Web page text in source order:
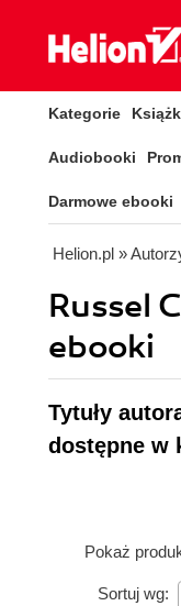
Kategorie
Audiobooki
Darmowe ebooki
Helion.pl »
Russel
ebooki
Tytuły
dostępne w
Pokaż
Sortuj wg: